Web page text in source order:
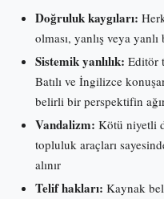
Doğruluk kaygıları:
olması, yanlış veya
Sistemik yanlılık: Editör
Batılı ve İngilizce
belirli bir perspektifin
Vandalizm: Kötü niyetli
topluluk araçları
alınır
Telif hakları: Kaynak